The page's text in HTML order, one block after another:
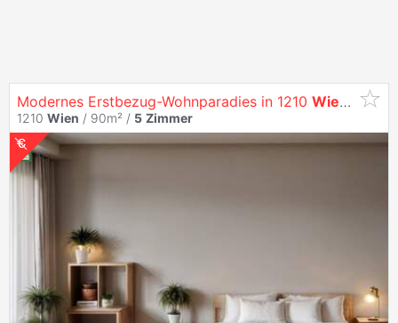
Modernes Erstbezug-Wohnparadies in 1210 Wien –5
1210 Wien / 90m² / 5 Zimmer